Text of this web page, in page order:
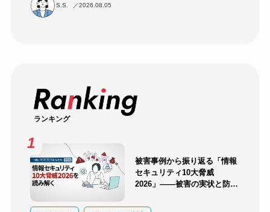
S.S.
2026.08.05
ランキング
被害事例から振り返る「情報
セキュリティ10大脅威
2026」――被害の実状と防御